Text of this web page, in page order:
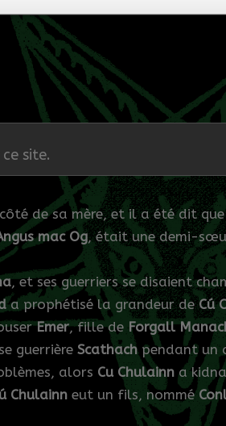
site.
de sa mère, et il a été dit
mac Og, était une demi-
, et ses guerriers se disaient
a prophétisé la grandeur deCú
Emer, fille de Forgall
guerrière Scathachpendant un
alors Cu Chulainn a
Chulainn eut un fils, nommé